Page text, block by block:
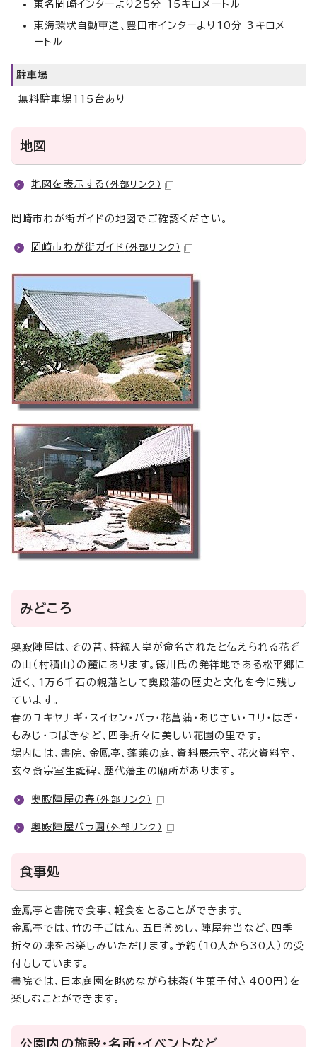
東名岡崎インターより25分 15キロメートル
東海環状自動車道、豊田市インターより10分 3キロメ
ートル
駐車場
無料駐車場115台あり
地図
地図を表示する （外部リンク）
岡崎市わが街ガイドの地図でご確認ください。
岡崎市わが街ガイド （外部リンク）
みどころ
奥殿陣屋は、その昔、持統天皇が命名されたと伝えられる花ぞ
の山（村積山）の麓にあります。徳川氏の発祥地である松平郷に
近く、1万6千石の親藩として奥殿藩の歴史と文化を今に残し
ています。
春のユキヤナギ・スイセン・バラ・花菖蒲・あじさい・ユリ・はぎ・
もみじ・つばきなど、四季折々に美しい花園の里です。
場内には、書院、金鳳亭、蓬莱の庭、資料展示室、花火資料室、
玄々斎宗室生誕碑、歴代藩主の廟所があります。
奥殿陣屋の春 （外部リンク）
奥殿陣屋バラ園 （外部リンク）
食事処
金鳳亭と書院で食事、軽食をとることができます。
金鳳亭では、竹の子ごはん、五目釜めし、陣屋弁当など、四季
折々の味をお楽しみいただけます。予約（10人から30人）の受
付もしています。
書院では、日本庭園を眺めながら抹茶（生菓子付き400円）を
楽しむことができます。
公園内の施設・名所・イベントなど